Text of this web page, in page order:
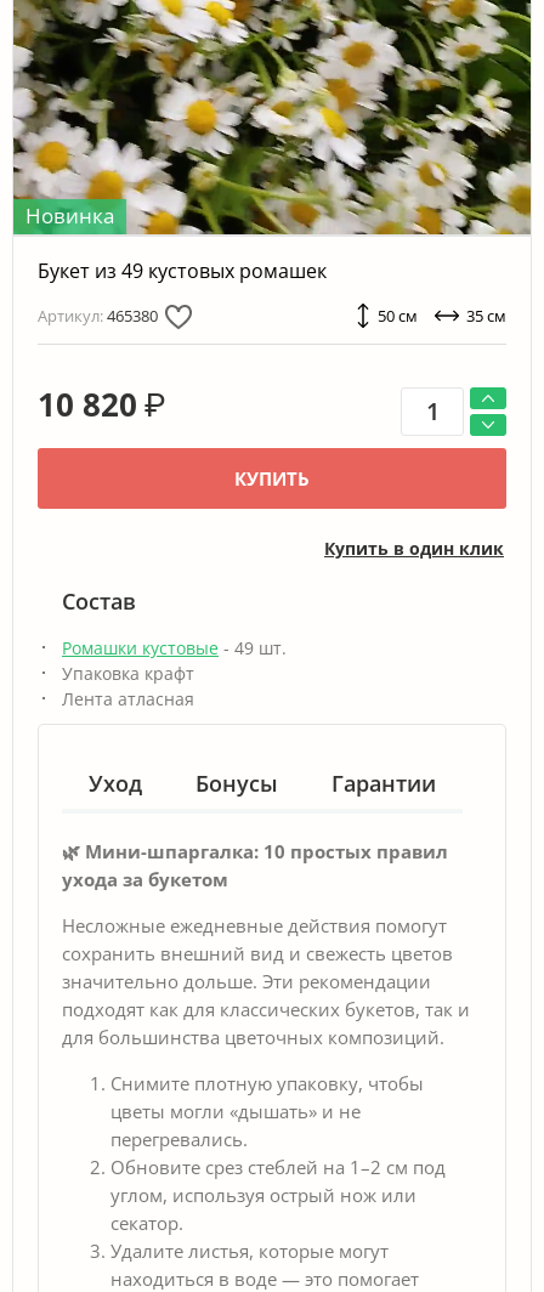
Новинка
Букет из 49 кустовых ромашек
Артикул:465380 50 см 35 см
10 820 ₽
КУПИТЬ
Купить в один клик
Состав
Ромашки кустовые - 49 шт.
Упаковка крафт
Лента атласная
Уход Бонусы Гарантии
🌿 Мини-шпаргалка: 10 простых правил
ухода за букетом
Несложные ежедневные действия помогут
сохранить внешний вид и свежесть цветов
значительно дольше. Эти рекомендации
подходят как для классических букетов, так и
для большинства цветочных композиций.
Снимите плотную упаковку, чтобы
цветы могли «дышать» и не
перегревались.
Обновите срез стеблей на 1–2 см под
углом, используя острый нож или
секатор.
Удалите листья, которые могут
находиться в воде — это помогает